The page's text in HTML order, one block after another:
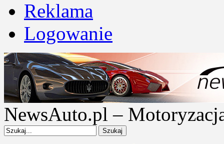
Reklama
Logowanie
NewsAuto.pl –